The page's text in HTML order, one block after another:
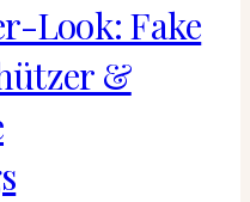
Look: Fake
&